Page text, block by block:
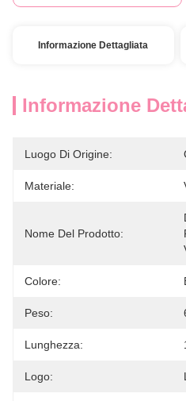
Informazione Dettagliata
Informazione
Luogo Di Origine:
Materiale:
Nome Del Prodotto:
Colore:
Peso:
Lunghezza:
Logo: